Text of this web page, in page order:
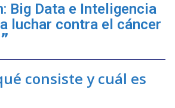
Big Data e Inteligencia
luchar contra el cáncer
consiste y cuál es